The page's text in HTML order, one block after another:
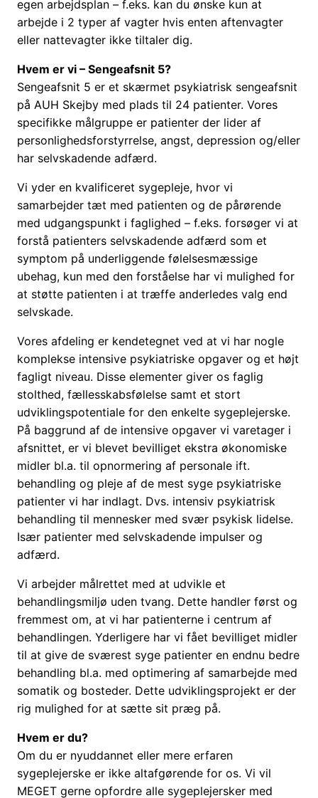
egen arbejdsplan – f.eks. kan du ønske kun at
arbejde i 2 typer af vagter hvis enten aftenvagter
eller nattevagter ikke tiltaler dig.
Hvem er vi – Sengeafsnit 5?
Sengeafsnit 5 er et skærmet psykiatrisk sengeafsnit
på AUH Skejby med plads til 24 patienter. Vores
specifikke målgruppe er patienter der lider af
personlighedsforstyrrelse, angst, depression og/eller
har selvskadende adfærd.
Vi yder en kvalificeret sygepleje, hvor vi
samarbejder tæt med patienten og de pårørende
med udgangspunkt i faglighed – f.eks. forsøger vi at
forstå patienters selvskadende adfærd som et
symptom på underliggende følelsesmæssige
ubehag, kun med den forståelse har vi mulighed for
at støtte patienten i at træffe anderledes valg end
selvskade.
Vores afdeling er kendetegnet ved at vi har nogle
komplekse intensive psykiatriske opgaver og et højt
fagligt niveau. Disse elementer giver os faglig
stolthed, fællesskabsfølelse samt et stort
udviklingspotentiale for den enkelte sygeplejerske.
På baggrund af de intensive opgaver vi varetager i
afsnittet, er vi blevet bevilliget ekstra økonomiske
midler bl.a. til opnormering af personale ift.
behandling og pleje af de mest syge psykiatriske
patienter vi har indlagt. Dvs. intensiv psykiatrisk
behandling til mennesker med svær psykisk lidelse.
Især patienter med selvskadende impulser og
adfærd.
Vi arbejder målrettet med at udvikle et
behandlingsmiljø uden tvang. Dette handler først og
fremmest om, at vi har patienterne i centrum af
behandlingen. Yderligere har vi fået bevilliget midler
til at give de sværest syge patienter en endnu bedre
behandling bl.a. med optimering af samarbejde med
somatik og bosteder. Dette udviklingsprojekt er der
rig mulighed for at sætte sit præg på.
Hvem er du?
Om du er nyuddannet eller mere erfaren
sygeplejerske er ikke altafgørende for os. Vi vil
MEGET gerne opfordre alle sygeplejersker med